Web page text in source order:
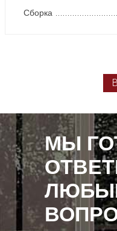
Сборка
МЫ